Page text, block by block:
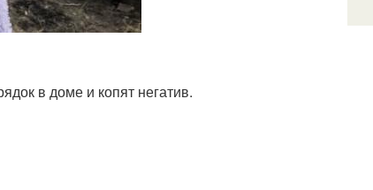
в доме и копят негатив.